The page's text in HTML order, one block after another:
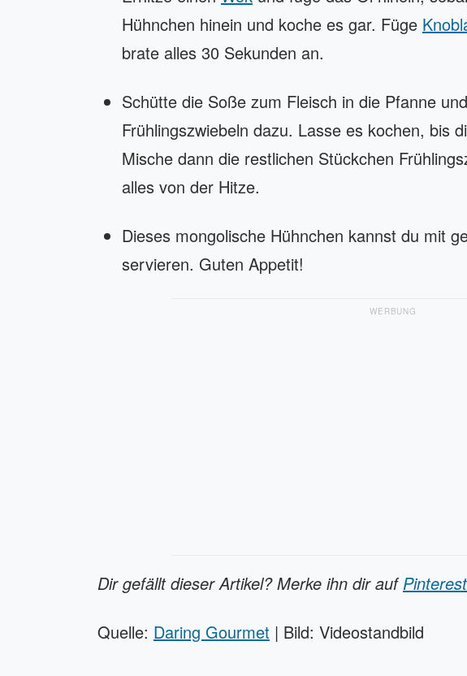
Hühnchen hinein und koche es gar. Füge
brate alles 30 Sekunden an.
Schütte die Soße zum Fleisch in die Pfanne
Frühlingszwiebeln dazu. Lasse es kochen, bis
Mische dann die restlichen Stückchen
alles von der Hitze.
Dieses mongolische Hühnchen kannst du mit
servieren. Guten Appetit!
WERBUNG
Dir gefällt dieser Artikel? Merke ihn dir aufPinterest
Quelle: Daring Gourmet | Bild: Videostandbild